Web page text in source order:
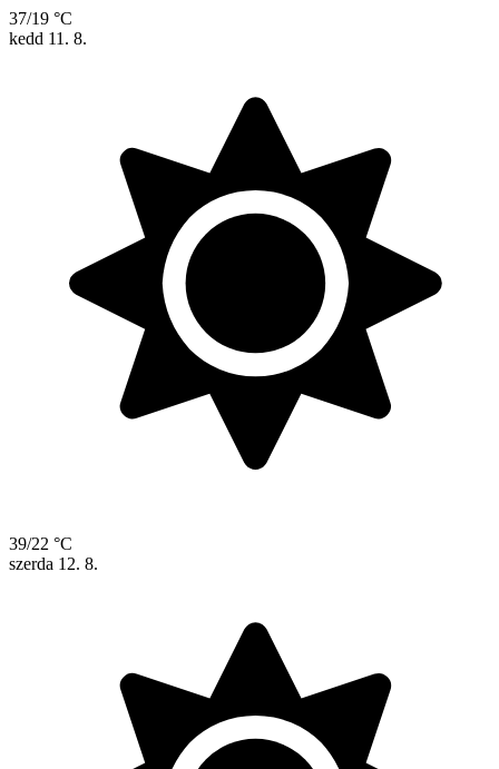
37/19 °C
kedd 11. 8.
39/22 °C
szerda 12. 8.